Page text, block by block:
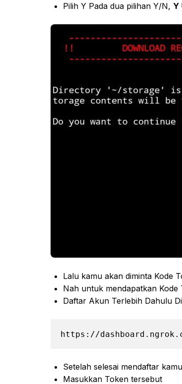
Pilih Y Pada dua pilihan Y/N, Y
Lalu kamu akan diminta Kode
Nah untuk mendapatkan Kode
Daftar Akun Terlebih Dahulu
https://
Setelah selesai mendaftar
Masukkan Token tersebut